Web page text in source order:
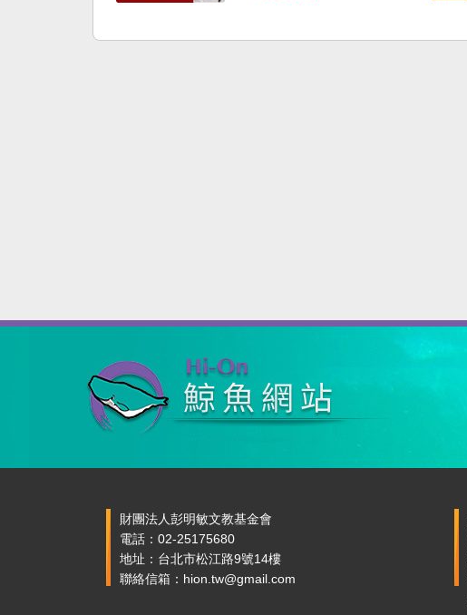
財團法人彭明敏文教基金會
電話：02-25175680
地址：台北市松江路9號14樓
聯絡信箱：hion.tw@gmail.com